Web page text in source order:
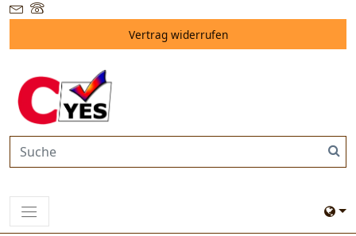
Vertrag widerrufen